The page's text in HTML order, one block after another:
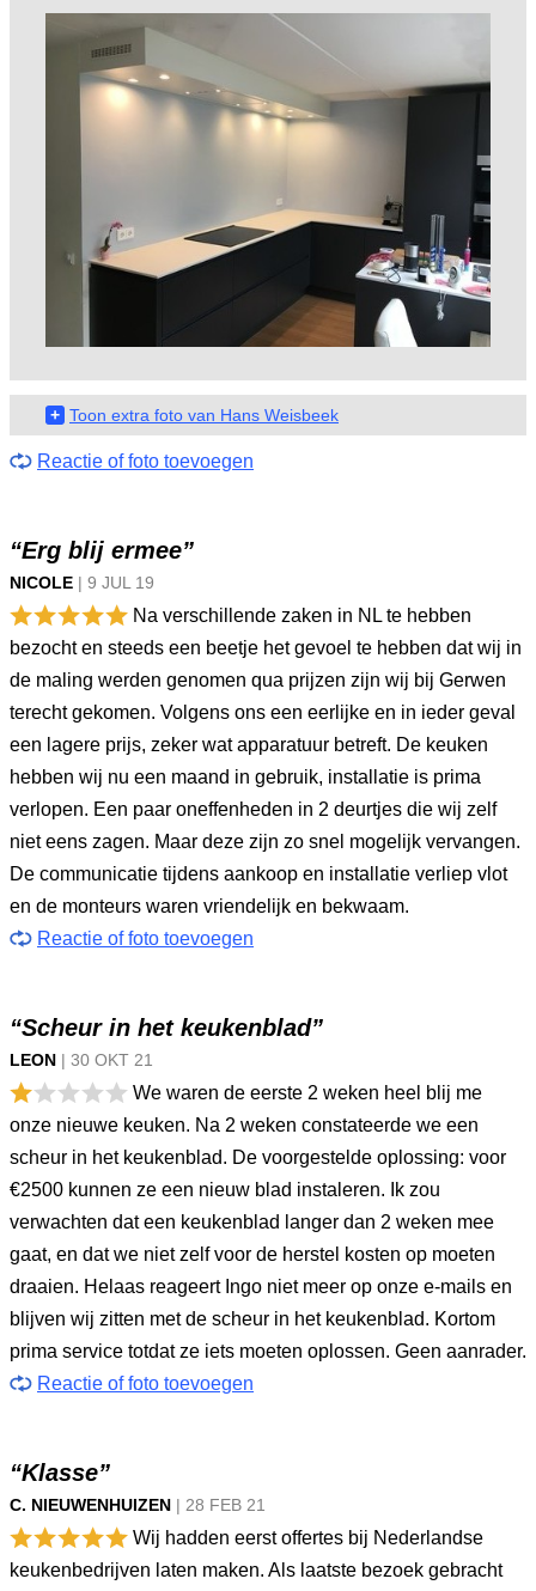
+ Toon extra foto van Hans Weisbeek
Reactie of foto toevoegen
“Erg blij ermee”
NICOLE | 9 JUL 19
Na verschillende zaken in NL te hebben
bezocht en steeds een beetje het gevoel te hebben dat wij in
de maling werden genomen qua prijzen zijn wij bij Gerwen
terecht gekomen. Volgens ons een eerlijke en in ieder geval
een lagere prijs, zeker wat apparatuur betreft. De keuken
hebben wij nu een maand in gebruik, installatie is prima
verlopen. Een paar oneffenheden in 2 deurtjes die wij zelf
niet eens zagen. Maar deze zijn zo snel mogelijk vervangen.
De communicatie tijdens aankoop en installatie verliep vlot
en de monteurs waren vriendelijk en bekwaam.
Reactie of foto toevoegen
“Scheur in het keukenblad”
LEON | 30 OKT 21
We waren de eerste 2 weken heel blij me
onze nieuwe keuken. Na 2 weken constateerde we een
scheur in het keukenblad. De voorgestelde oplossing: voor
€2500 kunnen ze een nieuw blad instaleren. Ik zou
verwachten dat een keukenblad langer dan 2 weken mee
gaat, en dat we niet zelf voor de herstel kosten op moeten
draaien. Helaas reageert Ingo niet meer op onze e-mails en
blijven wij zitten met de scheur in het keukenblad. Kortom
prima service totdat ze iets moeten oplossen. Geen aanrader.
Reactie of foto toevoegen
“Klasse”
C. NIEUWENHUIZEN | 28 FEB 21
Wij hadden eerst offertes bij Nederlandse
keukenbedrijven laten maken. Als laatste bezoek gebracht